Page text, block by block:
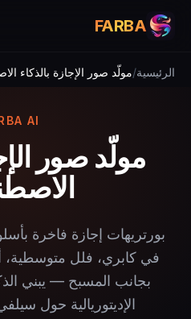
FARBA
الرئيسية/مولّد صور الإجازة بالذكاء
AI
مولّد صور
في كابري، فلل متوسطية،
بجانب المسبح — يبني
الإديتوريالية حول سيلفي